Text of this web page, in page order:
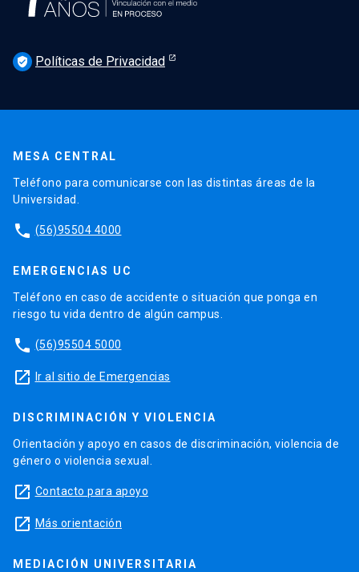
verified_user Políticas de Privacidad
MESA CENTRAL
Teléfono para comunicarse con las distintas áreas de la
Universidad.
phone (56)95504 4000
EMERGENCIAS UC
Teléfono en caso de accidente o situación que ponga en
riesgo tu vida dentro de algún campus.
phone (56)95504 5000
launch Ir al sitio de Emergencias
DISCRIMINACIÓN Y VIOLENCIA
Orientación y apoyo en casos de discriminación, violencia de
género o violencia sexual.
launch Contacto para apoyo
launch Más orientación
MEDIACIÓN UNIVERSITARIA